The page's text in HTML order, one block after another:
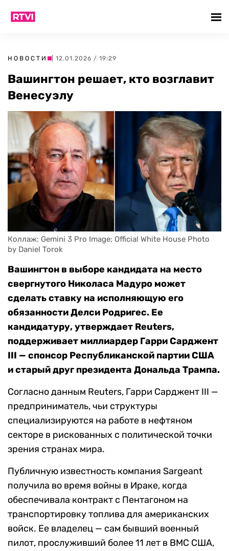
НОВОСТИ | 12.01.2026 / 19:29
Вашингтон решает, кто возглавит
Венесуэлу
Коллаж: Gemini 3 Pro Image; Official White House Photo
by Daniel Torok
Вашингтон в выборе кандидата на место
свергнутого Николаса Мадуро может
сделать ставку на исполняющую его
обязанности Делси Родригес. Ее
кандидатуру, утверждает Reuters,
поддерживает миллиардер Гарри Сарджент
III — спонсор Республиканской партии США
и старый друг президента Дональда Трампа.
Согласно данным Reuters, Гарри Сарджент III —
предприниматель, чьи структуры
специализируются на работе в нефтяном
секторе в рискованных с политической точки
зрения странах мира.
Публичную известность компания Sargeant
получила во время войны в Ираке, когда
обеспечивала контракт с Пентагоном на
транспортировку топлива для американских
войск. Ее владелец — сам бывший военный
пилот, прослуживший более 11 лет в ВМС США,